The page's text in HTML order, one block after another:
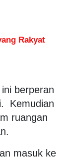
Rakyat
berperan
Kemudian
ruangan
masuk ke